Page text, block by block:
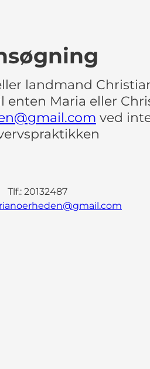
landmand
enten Maria eller
ved
Tlf.: 20132487